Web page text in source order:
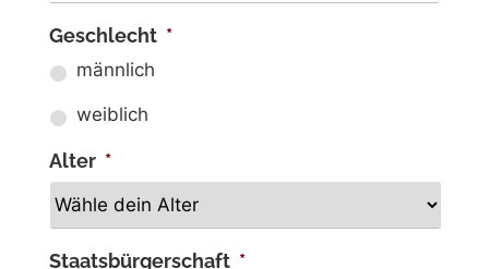
Geschlecht *
männlich
weiblich
Alter *
Staatsbürgerschaft *